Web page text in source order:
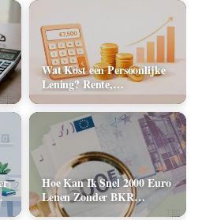
Wat Kost een Persoonlijke
Lening? Rente,
Rekenvoorbeelden en Totale
Kosten (2026)
Hoe Kan Ik Snel 2000 Euro
Lenen Zonder BKR
Toetsing? (De Realistische